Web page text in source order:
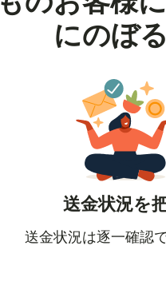
にのぼ
送金状況を
送金状況は逐一確認